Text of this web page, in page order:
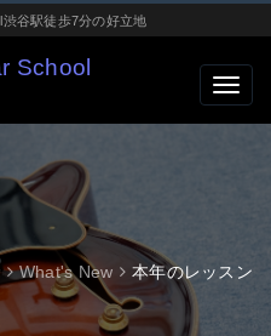
谷駅徒歩7分の好立地
What's New 本年のレッスン